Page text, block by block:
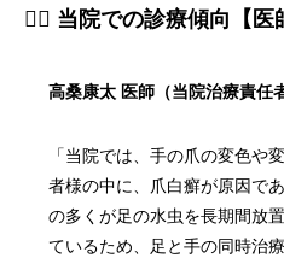
👨‍⚕️ 当院での診療傾向【医
高桑康太 医師（当院治療責任
「当院では、手の爪の変色や
者様の中に、爪白癬が原因で
の多くが足の水虫を長期間放
ているため、足と手の同時治